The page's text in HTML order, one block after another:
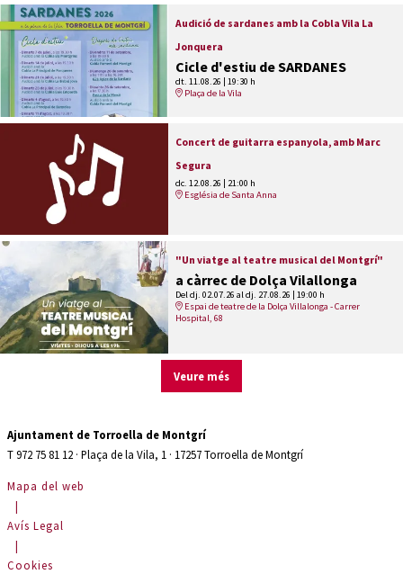
Audició de sardanes amb la Cobla Vila La
Jonquera
Cicle d'estiu de SARDANES
dt. 11.08.26
19:30 h
Plaça de la Vila
Concert de guitarra espanyola, amb Marc
Segura
dc. 12.08.26 | 21:00 h
Església de Santa Anna
"Un viatge al teatre musical del Montgrí"
a càrrec de Dolça Vilallonga
Del dj. 02.07.26 al dj. 27.08.26
19:00 h
Espai de teatre de la Dolça Villalonga - Carrer
Hospital, 68
Veure més
Ajuntament de Torroella de Montgrí
T 972 75 81 12 · Plaça de la Vila, 1 · 17257 Torroella de Montgrí
Mapa del web
|
Avís Legal
|
Cookies